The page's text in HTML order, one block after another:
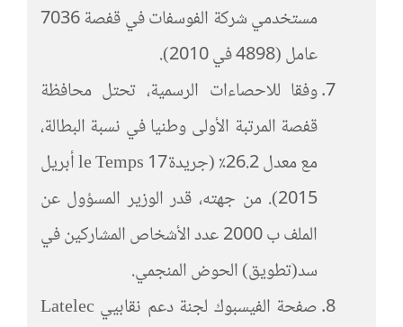
مستخدمي شركة الفوسفات في قفصة 7036
عامل (4898 في 2010).
وفقا للاحصاءات الرسمية، تحتل محافظة
قفصة المرتبة الأولى وطنيا في نسبة البطالة،
مع معدل 26.2٪ (جريدةle Temps 17 أبريل
2015). من جهته، قدر الوزير المسؤول عن
الملف ب 2000 عدد الأشخاص المشاركين في
سد(تطويق) الحوض المنجمي.
صفحة الفيسبوك لجنة دعم نقابيي Latelec